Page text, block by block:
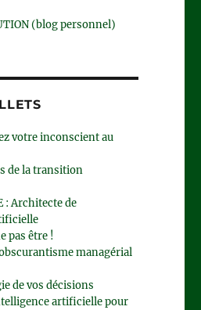
(blog personnel)
votre inconscient au
de la transition
: Architecte de
pas être !
managérial
de vos décisions
artificielle pour